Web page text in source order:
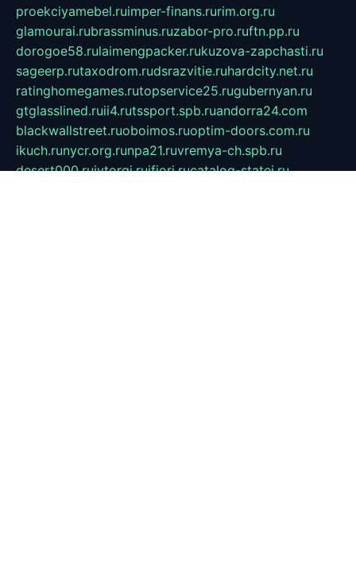
proekciyamebel.ruimper-finans.rurim.org.ru
glamourai.rubrassminus.ruzabor-pro.ruftn.pp.ru
dorogoe58.rulaimengpacker.rukuzova-zapchasti.ru
sageerp.rutaxodrom.rudsrazvitie.ruhardcity.net.ru
ratinghomegames.rutopservice25.rugubernyan.ru
gtglasslined.ruii4.rutssport.spb.ruandorra24.com
blackwallstreet.ruoboimos.ruoptim-doors.com.ru
ikuch.runycr.org.runpa21.ruvremya-ch.spb.ru
desert000.ruivtorgi.ruifiori.rucatalog-statei.ru